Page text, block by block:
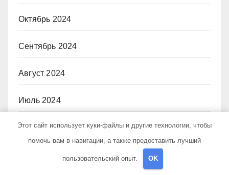
Октябрь 2024
Сентябрь 2024
Август 2024
Июль 2024
Июнь 2024
Этот сайт использует куки-файлы и другие технологии, чтобы
помочь вам в навигации, а также предоставить лучший
пользовательский опыт. OK